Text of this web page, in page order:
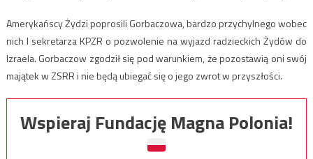
Amerykańscy Żydzi poprosili Gorbaczowa, bardzo przychylnego wobec
nich I sekretarza KPZR o pozwolenie na wyjazd radzieckich Żydów do
Izraela. Gorbaczow zgodził się pod warunkiem, że pozostawią oni swój
majątek w ZSRR i nie będą ubiegać się o jego zwrot w przyszłości.
Wspieraj Fundację Magna Polonia!